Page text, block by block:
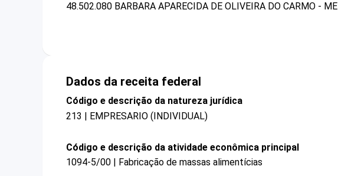
48.502.080 BARBARA APARECIDA DE OLIVEIRA DO CARMO - ME
Dados da receita federal
Código e descrição da natureza jurídica
213 | EMPRESARIO (INDIVIDUAL)
Código e descrição da atividade econômica principal
1094-5/00 | Fabricação de massas alimentícias